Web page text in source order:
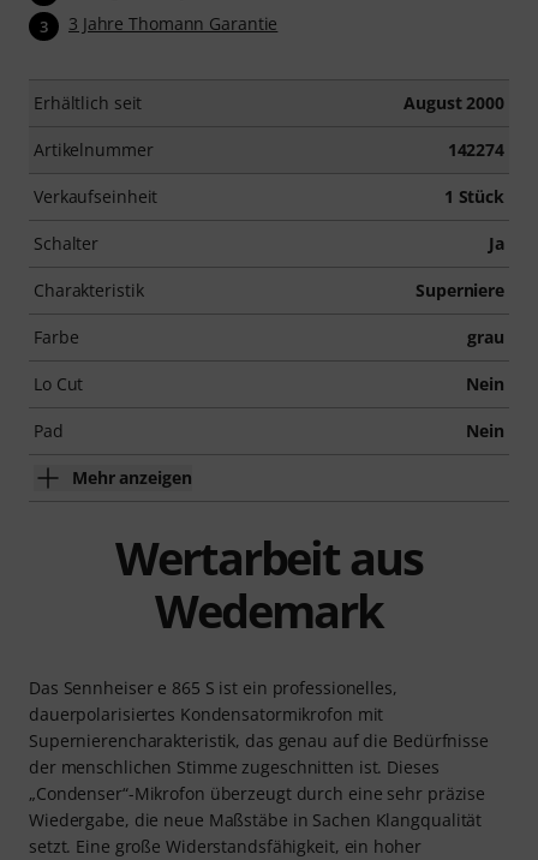
Nachdem deine Bestellung versendet wurde, erhältst
Das Abonnement endet nach Ablauf des 90-Tage
3 3 Jahre Thomann Garantie
Erhältlich seit August 2000
Artikelnummer 142274
Verkaufseinheit 1 Stück
Schalter Ja
Charakteristik Superniere
Farbe grau
Lo Cut Nein
Pad Nein
Mehr anzeigen
Wertarbeit aus
Wedemark
Das Sennheiser e 865 S ist ein professionelles,
dauerpolarisiertes Kondensatormikrofon mit
Supernierencharakteristik, das genau auf die Bedürfnisse
der menschlichen Stimme zugeschnitten ist. Dieses
„Condenser“-Mikrofon überzeugt durch eine sehr präzise
Wiedergabe, die neue Maßstäbe in Sachen Klangqualität
setzt. Eine große Widerstandsfähigkeit, ein hoher